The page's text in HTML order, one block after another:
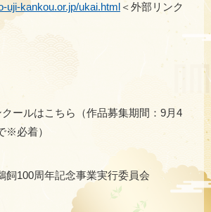
uji-kankou.or.jp/ukai.html ＜外部リンク
ールはこちら（作品募集期間：9月4
※必着）
飼100周年記念事業実行委員会